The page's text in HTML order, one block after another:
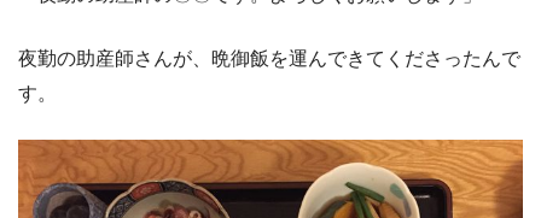
夜勤の助産師さんが、晩御飯を運んできてくださったんで
す。